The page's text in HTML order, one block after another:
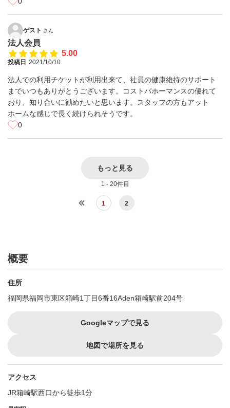
ゲスト さん
法人会員
5.00
投稿日 2021/10/10
法人での利用チケットが利用出来て、社員の健康維持のサポート
までいつもありがとうございます。コストパホーマンスの優れて
おり、知り合いに勧めたいと思います。スタッフの方もアット
ホームな感じで長く続けられそうです。
0
もっと見る
1 - 20件目
1 2
概要
住所
福岡県福岡市東区箱崎1丁目6番16Aden箱崎駅前204号
Googleマップで見る
地図で場所を見る
アクセス
JR箱崎駅西口から徒歩1分